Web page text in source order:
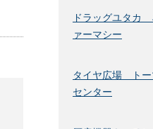
ドラッグユタカ
ァーマシー
タイヤ広場 トー
センター